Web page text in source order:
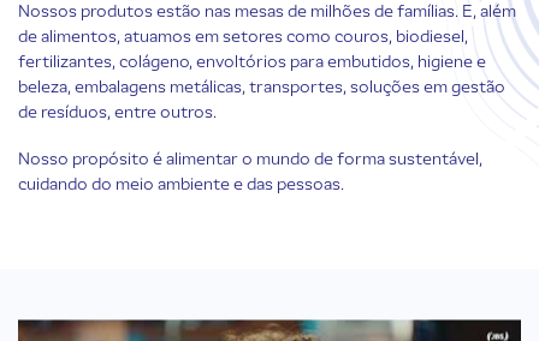
Nossos produtos estão nas mesas de milhões de famílias. E, além
de alimentos, atuamos em setores como couros, biodiesel,
fertilizantes, colágeno, envoltórios para embutidos, higiene e
beleza, embalagens metálicas, transportes, soluções em gestão
de resíduos, entre outros.
Nosso propósito é alimentar o mundo de forma sustentável,
cuidando do meio ambiente e das pessoas.